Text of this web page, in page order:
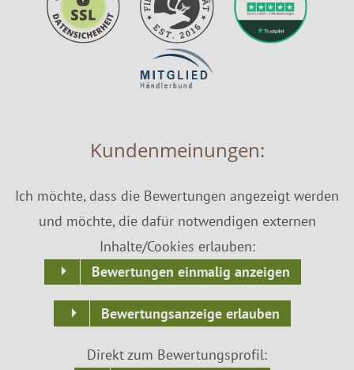
Kundenmeinungen:
Ich möchte, dass die Bewertungen angezeigt werden
und möchte, die dafür notwendigen externen
Inhalte/Cookies erlauben:
Bewertungen einmalig anzeigen
Bewertungsanzeige erlauben
Direkt zum Bewertungsprofil: